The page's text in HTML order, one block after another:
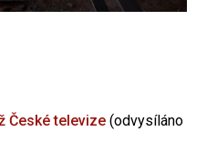
České televize (odvysíláno